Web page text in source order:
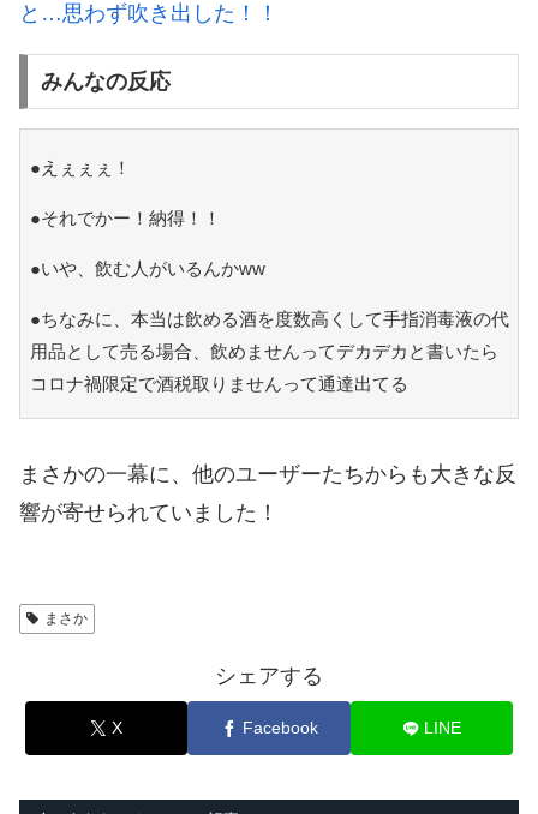
と…思わず吹き出した！！
みんなの反応
●えぇぇぇ！
●それでかー！納得！！
●いや、飲む人がいるんかww
●ちなみに、本当は飲める酒を度数高くして手指消毒液の代
用品として売る場合、飲めませんってデカデカと書いたら
コロナ禍限定で酒税取りませんって通達出てる
まさかの一幕に、他のユーザーたちからも大きな反
響が寄せられていました！
まさか
シェアする
X Facebook LINE